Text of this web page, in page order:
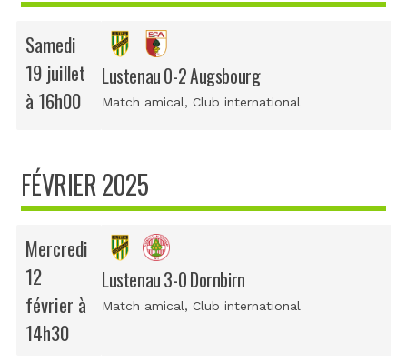
Samedi
19 juillet
à 16h00
Lustenau 0-2 Augsbourg
Match amical, Club international
FÉVRIER 2025
Mercredi
12
février à
14h30
Lustenau 3-0 Dornbirn
Match amical, Club international